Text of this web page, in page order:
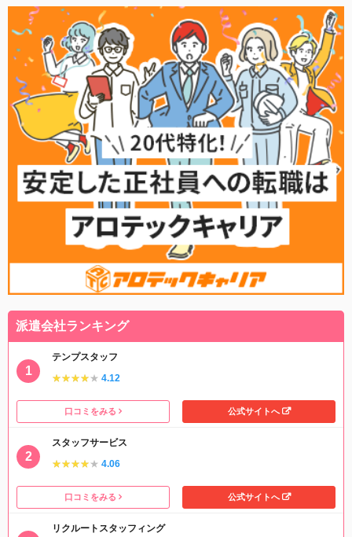
派遣会社ランキング
テンプスタッフ
★★★★★
★★★★★ 4.12
口コミをみる 公式サイトへ
スタッフサービス
★★★★★
★★★★★ 4.06
口コミをみる 公式サイトへ
リクルートスタッフィング